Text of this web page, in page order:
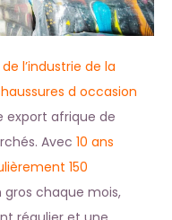
l’industrie de la
d occasion
export afrique de
Avec 10 ans
150
chaque mois,